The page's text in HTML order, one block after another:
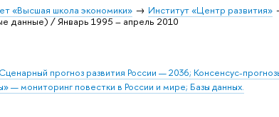
«Высшая школа экономики» Институт «Центр развития»
данные) / Январь 1995 – апрель 2010
прогноз развития России — 2036; Консенсус-
— мониторинг повестки в России и мире; Базы данных.